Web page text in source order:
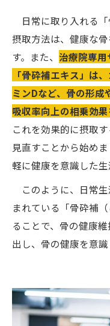
日常に取り入れる
摂取方法は、健康な
す。また、 治療院専
「骨砕補エキス」は
ミンDなど、骨の形成
吸収率向上の相乗効
これを効果的に摂取
見直すことから始め
軽に健康を意識した生
このように、日常
まれている「骨砕補
ることで、骨の健康
出し、骨の健康を意